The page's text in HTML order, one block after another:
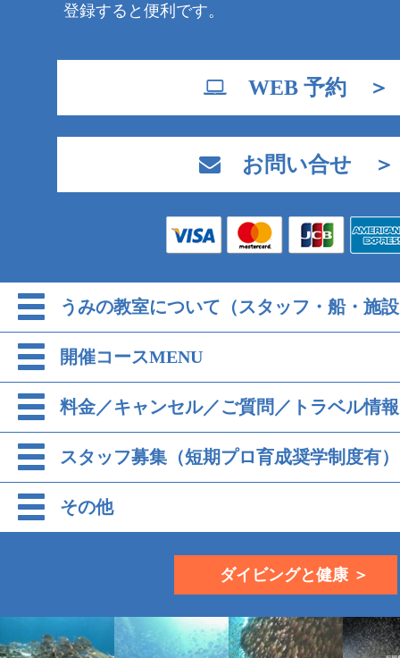
登録すると便利です。
WEB 予約 ＞
お問い合せ ＞
うみの教室について（スタッフ・船・施
開催コースMENU
料金／キャンセル／ご質問／トラベル情報
スタッフ募集（短期プロ育成奨学制度有）
その他
ダイビングと健康 ＞